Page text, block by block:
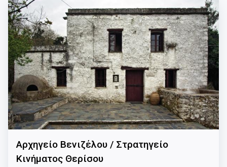
Αρχηγείο Βενιζέλου / Στρατηγείο
Κινήματος Θερίσου